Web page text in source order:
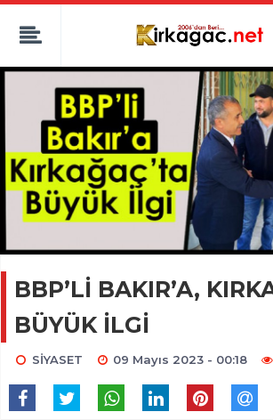
BBP’Lİ BAKIR’A,
BÜYÜK İLGİ
SİYASET 09 Mayıs 2023 - 00:18